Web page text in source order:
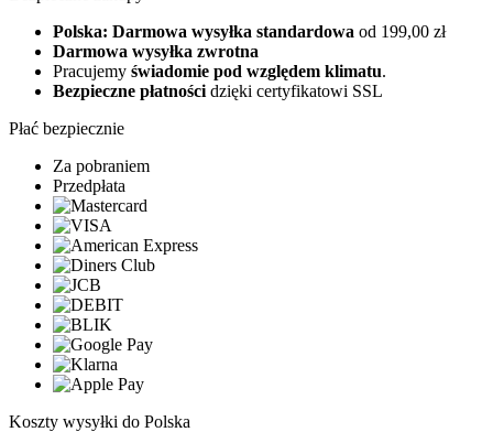
Polska: Darmowa wysyłka standardowa od 199,00 zł
Darmowa wysyłka zwrotna
Pracujemy świadomie pod względem klimatu.
Bezpieczne płatności dzięki certyfikatowi SSL
Płać bezpiecznie
Za pobraniem
Przedpłata
Koszty wysyłki do Polska